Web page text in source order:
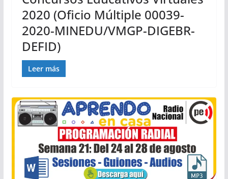
2020 (Oficio Múltiple 00039-
2020-MINEDU/VMGP-DIGEBR-
DEFID)
Leer más